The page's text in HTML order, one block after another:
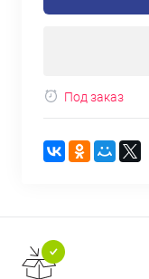
Под заказ